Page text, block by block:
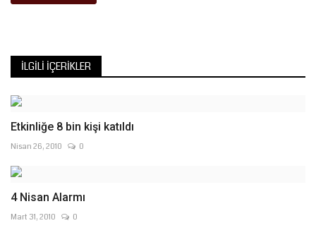
İLGILI İÇERIKLER
Etkinliğe 8 bin kişi katıldı
Nisan 26, 2010 0
4 Nisan Alarmı
Mart 31, 2010 0